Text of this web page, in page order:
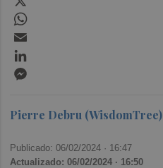
Pierre Debru (WisdomTree)
Publicado: 06/02/2024 · 16:47
Actualizado: 06/02/2024 · 16:50